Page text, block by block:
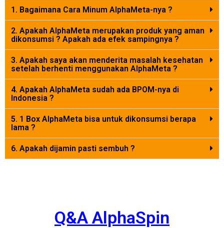
1. Bagaimana Cara Minum AlphaMeta-nya ?
2. Apakah AlphaMeta merupakan produk yang aman
dikonsumsi ? Apakah ada efek sampingnya ?
3. Apakah saya akan menderita masalah kesehatan
setelah berhenti menggunakan AlphaMeta ?
4. Apakah AlphaMeta sudah ada BPOM-nya di
Indonesia ?
5. 1 Box AlphaMeta bisa untuk dikonsumsi berapa
lama ?
6. Apakah dijamin pasti sembuh ?
Q&A AlphaSpin